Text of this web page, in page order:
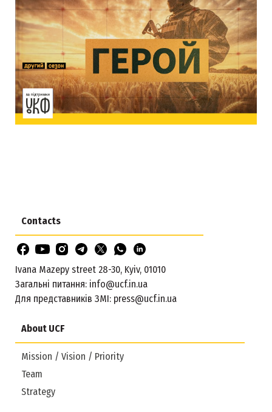
About UCF
Mission / Vision / Priority
Team
Strategy
Contacts
Ivana Mazepy street 28-30, Kyiv, 01010
Загальні питання: info@ucf.in.ua
Для представників ЗМІ: press@ucf.in.ua